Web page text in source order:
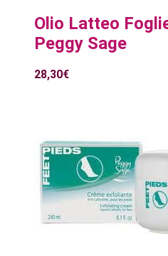
Olio Latteo
Peggy Sage
28,30€